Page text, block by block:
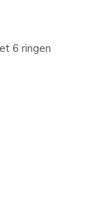
6 ringen